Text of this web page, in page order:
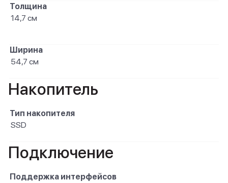
Толщина
14,7 см
Ширина
54,7 см
Накопитель
Тип накопителя
SSD
Подключение
Поддержка интерфейсов